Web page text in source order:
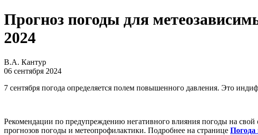
Прогноз погоды для
2024
В.А. Кантур
06 сентября 2024
7 сентября погода определяется полем повышенного давления. Это
Рекомендации по предупреждению негативного влияния погоды на
прогнозов погоды и метеопрофилактики. Подробнее на странице Погода